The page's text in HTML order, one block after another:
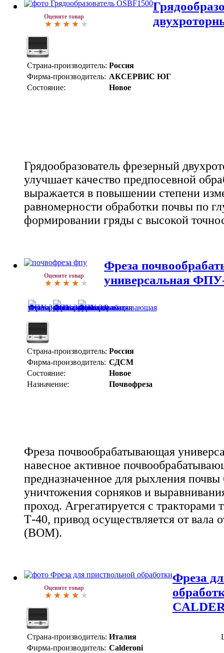
Оцените товар
Страна-производитель: Россия
Фирма-производитель: АКСЕРВИС ЮГ
Состояние:
Новое
Грядообразователь фрезерный
улучшает качество предпосевной
выражается в повышении степени
равномерности обработки почвы по
формировании гряды с высокой
Оцените товар
Фреза
универсальная
Страна-производитель: Россия
Фирма-производитель: СДСМ
Состояние:
Новое
Назначение:
Почвофреза
Фреза почвообрабатывающая
навесное активное
предназначенное для рыхления почвы
уничтожения сорняков и
проход. Агрегатируется с
Т-40, привод осуществляется от вала
(ВОМ).
Оцените товар
Фреза
Страна-производитель: Италия
Фирма-производитель: Calderoni